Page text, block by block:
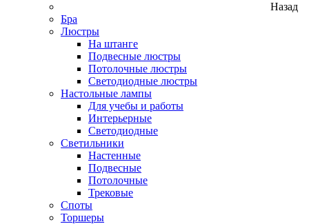
Назад
Бра
Люстры
На штанге
Подвесные люстры
Потолочные люстры
Светодиодные люстры
Настольные лампы
Для учебы и работы
Интерьерные
Светодиодные
Светильники
Настенные
Подвесные
Потолочные
Трековые
Споты
Торшеры